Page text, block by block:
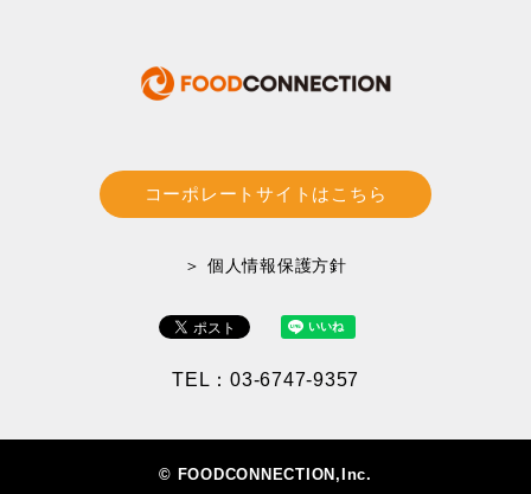
コーポレートサイトはこちら
＞ 個人情報保護方針
TEL：03-6747-9357
© FOODCONNECTION,Inc.